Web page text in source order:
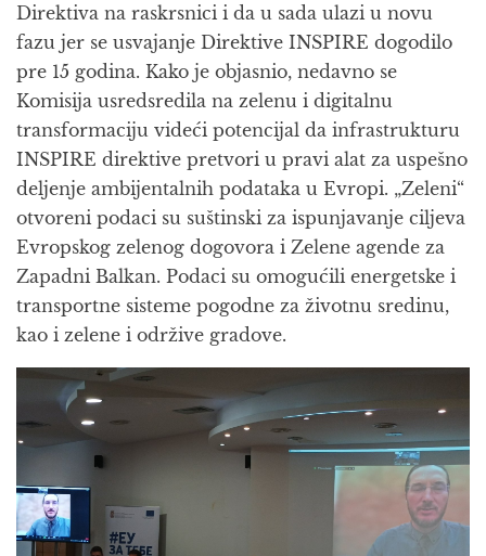
Direktiva na raskrsnici i da u sada ulazi u novu
fazu jer se usvajanje Direktive INSPIRE dogodilo
pre 15 godina. Kako je objasnio, nedavno se
Komisija usredsredila na zelenu i digitalnu
transformaciju videći potencijal da infrastrukturu
INSPIRE direktive pretvori u pravi alat za uspešno
deljenje ambijentalnih podataka u Evropi. „Zeleni“
otvoreni podaci su suštinski za ispunjavanje ciljeva
Evropskog zelenog dogovora i Zelene agende za
Zapadni Balkan. Podaci su omogućili energetske i
transportne sisteme pogodne za životnu sredinu,
kao i zelene i održive gradove.